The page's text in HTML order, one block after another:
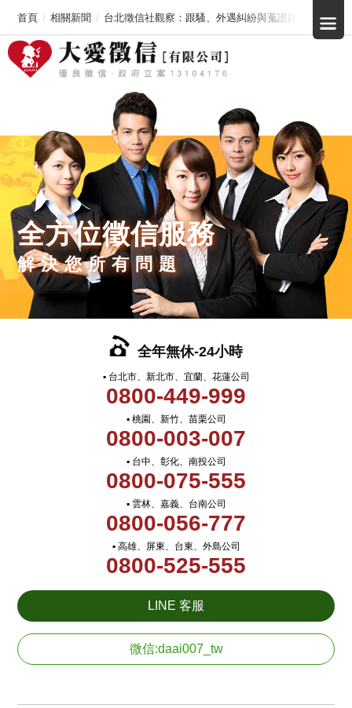
全方位徵信服務
解決您所有問題
全年無休-24小時
▪ 台北市、新北市、宜蘭、花蓮公司
0800-449-999
▪ 桃園、新竹、苗栗公司
0800-003-007
▪ 台中、彰化、南投公司
0800-075-555
▪ 雲林、嘉義、台南公司
0800-056-777
▪ 高雄、屏東、台東、外島公司
0800-525-555
LINE 客服
微信:daai007_tw
首頁 相關新聞 台北徵信社觀察：跟騷、外遇糾紛與蒐證踩線風險升